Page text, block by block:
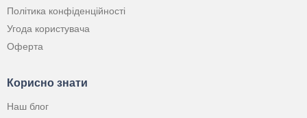
Політика конфіденційності
Угода користувача
Оферта
Корисно знати
Наш блог